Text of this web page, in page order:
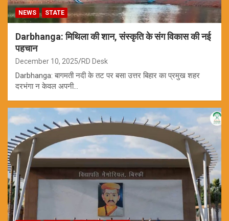
NEWS STATE
Darbhanga: मिथिला की शान, संस्कृति के संग विकास की नई
पहचान
December 10, 2025 RD Desk
Darbhanga: बागमती नदी के तट पर बसा उत्तर बिहार का प्रमुख शहर
दरभंगा न केवल अपनी…